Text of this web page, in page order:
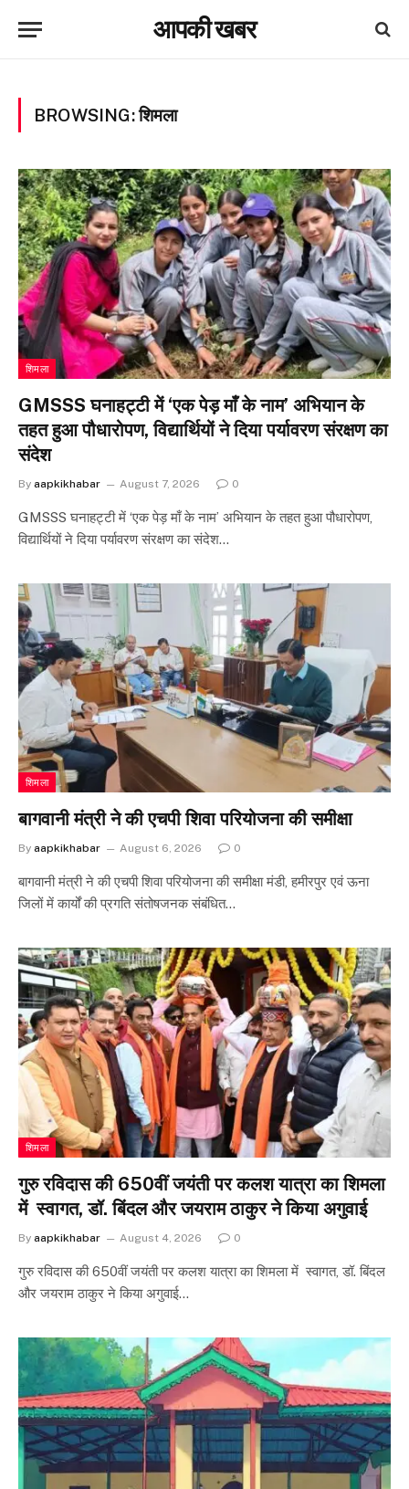
आपकी खबर
BROWSING:शिमला
शिमला
GMSSS घनाहट्टी में ‘एक पेड़ माँ के नाम’ अभियान के
तहत हुआ पौधारोपण, विद्यार्थियों ने दिया पर्यावरण संरक्षण का
संदेश
By aapkikhabar August 7, 2026 0
GMSSS घनाहट्टी में ‘एक पेड़ माँ के नाम’ अभियान के तहत हुआ पौधारोपण,
विद्यार्थियों ने दिया पर्यावरण संरक्षण का संदेश…
शिमला
बागवानी मंत्री ने की एचपी शिवा परियोजना की समीक्षा
By aapkikhabar August 6, 2026 0
बागवानी मंत्री ने की एचपी शिवा परियोजना की समीक्षा मंडी, हमीरपुर एवं ऊना
जिलों में कार्यों की प्रगति संतोषजनक संबंधित…
शिमला
गुरु रविदास की 650वीं जयंती पर कलश यात्रा का शिमला
में स्वागत, डॉ. बिंदल और जयराम ठाकुर ने किया अगुवाई
By aapkikhabar August 4, 2026 0
गुरु रविदास की 650वीं जयंती पर कलश यात्रा का शिमला में स्वागत, डॉ. बिंदल
और जयराम ठाकुर ने किया अगुवाई…